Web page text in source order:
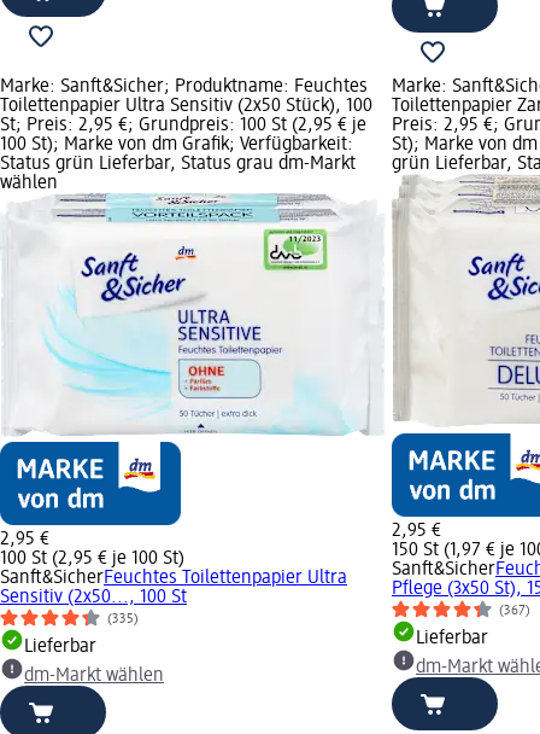
Marke: Sanft&Sicher; Produktname: Feuchtes
Toilettenpapier Ultra Sensitiv (2x50 Stück), 100
St; Preis: 2,95 €; Grundpreis: 100 St (2,95 € je
100 St); Marke von dm Grafik; Verfügbarkeit:
Status grün Lieferbar, Status grau dm-Markt
wählen
2,95 €
100 St (2,95 € je 100 St)
Sanft&SicherFeuchtes Toilettenpapier Ultra
Sensitiv (2x50..., 100 St
(335)
Lieferbar
dm-Markt wählen
Marke:
Toilettenpapier
Preis: 2,95 €;
St); Marke von
grün Lieferbar,
2,95 €
150 St (1,97 € je
Sanft&Sicher
Pflege (3x50 St),
(367)
Lieferbar
dm-Markt